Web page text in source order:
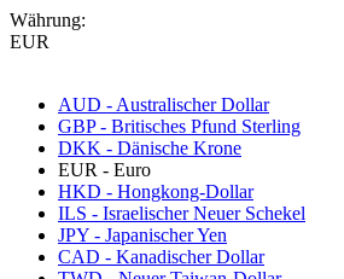
Währung:
EUR
AUD - Australischer Dollar
GBP - Britisches Pfund Sterling
DKK - Dänische Krone
EUR - Euro
HKD - Hongkong-Dollar
ILS - Israelischer Neuer Schekel
JPY - Japanischer Yen
CAD - Kanadischer Dollar